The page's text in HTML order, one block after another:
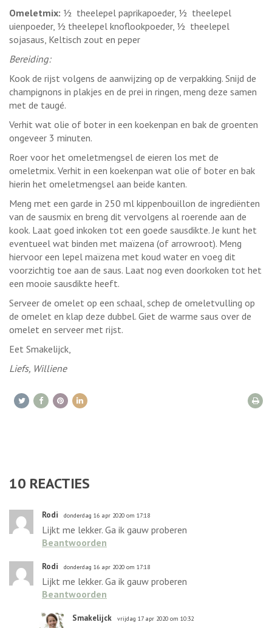
Omeletmix: ½ theelepel paprikapoeder, ½ theelepel
uienpoeder, ½ theelepel knoflookpoeder, ½ theelepel
sojasaus, Keltisch zout en peper
Bereiding:
Kook de rijst volgens de aanwijzing op de verpakking. Snijd de
champignons in plakjes en de prei in ringen, meng deze samen
met de taugé.
Verhit wat olie of boter in een koekenpan en bak de groenten
ongeveer 3 minuten.
Roer voor het omeletmengsel de eieren los met de
omeletmix. Verhit in een koekenpan wat olie of boter en bak
hierin het omeletmengsel aan beide kanten.
Meng met een garde in 250 ml kippenbouillon de ingrediënten
van de sausmix en breng dit vervolgens al roerende aan de
kook. Laat goed inkoken tot een goede sausdikte. Je kunt het
eventueel wat binden met maïzena (of arrowroot). Meng
hiervoor een lepel maïzena met koud water en voeg dit
voorzichtig toe aan de saus. Laat nog even doorkoken tot het
een mooie sausdikte heeft.
Serveer de omelet op een schaal, schep de omeletvulling op
de omelet en klap deze dubbel. Giet de warme saus over de
omelet en serveer met rijst.
Eet Smakelijck,
Liefs, Williene
10 REACTIES
Rodi donderdag 16 apr 2020 om 17:18
Lijkt me lekker. Ga ik gauw proberen
Beantwoorden
Rodi donderdag 16 apr 2020 om 17:18
Lijkt me lekker. Ga ik gauw proberen
Beantwoorden
Smakelijck vrijdag 17 apr 2020 om 10:32